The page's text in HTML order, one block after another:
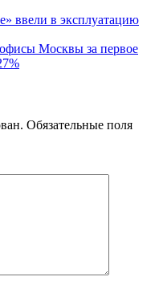
ввели в эксплуатацию
Москвы за первое
Обязательные поля